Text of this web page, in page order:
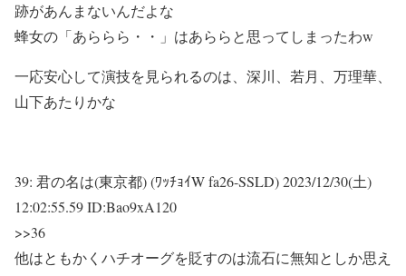
跡があんまないんだよな
蜂女の「あららら・・」はあららと思ってしまったわw
一応安心して演技を見られるのは、深川、若月、万理華、
山下あたりかな
39: 君の名は(東京都) (ﾜｯﾁｮｲW fa26-SSLD)2023/12/30(土)
12:02:55.59 ID:Bao9xA120
>>36
他はともかくハチオーグを貶すのは流石に無知としか思え